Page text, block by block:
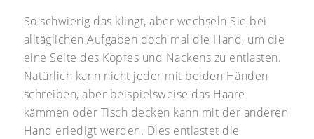
So schwierig das klingt, aber wechseln Sie bei
alltäglichen Aufgaben doch mal die Hand, um die
eine Seite des Kopfes und Nackens zu entlasten.
Natürlich kann nicht jeder mit beiden Händen
schreiben, aber beispielsweise das Haare
kämmen oder Tisch decken kann mit der anderen
Hand erledigt werden. Dies entlastet die